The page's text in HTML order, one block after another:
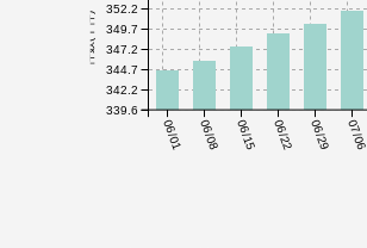
06/01 06/08 06/15 06/22 06/29 07/06
件数(千件)
339.6
342.2
344.7
347.2
349.7
352.2